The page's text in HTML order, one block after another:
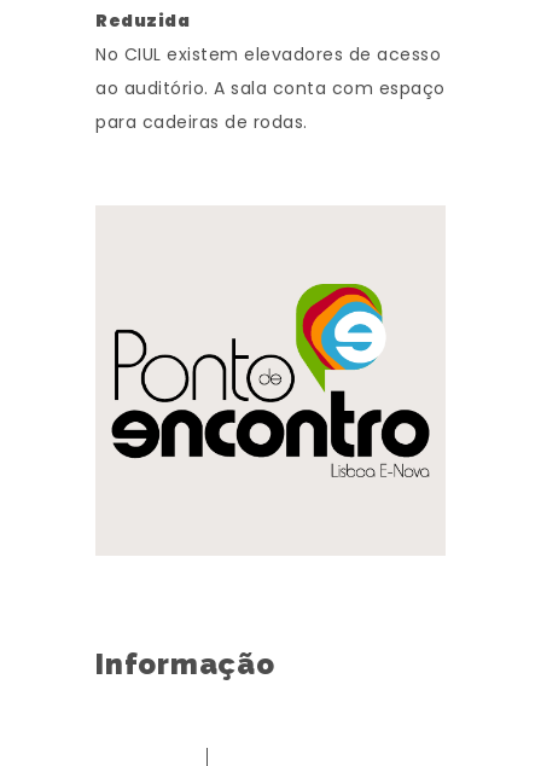
Reduzida
No CIUL existem elevadores de acesso
ao auditório. A sala conta com espaço
para cadeiras de rodas.
Informação